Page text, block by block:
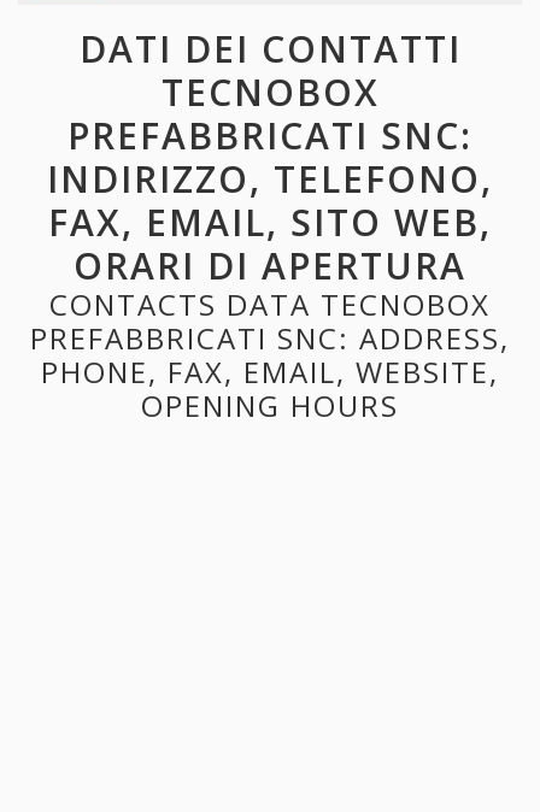
DATI DEI CONTATTI
TECNOBOX
PREFABBRICATI SNC:
INDIRIZZO, TELEFONO,
FAX, EMAIL, SITO WEB,
ORARI DI APERTURA
CONTACTS DATA TECNOBOX
PREFABBRICATI SNC: ADDRESS,
PHONE, FAX, EMAIL, WEBSITE,
OPENING HOURS